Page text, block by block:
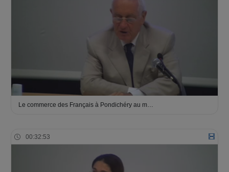
Le commerce des Français à Pondichéry au m…
00:32:53